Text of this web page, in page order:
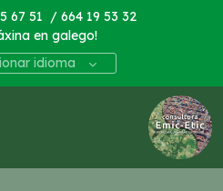
67 51 / 664 19 53 32
en galego!
idioma